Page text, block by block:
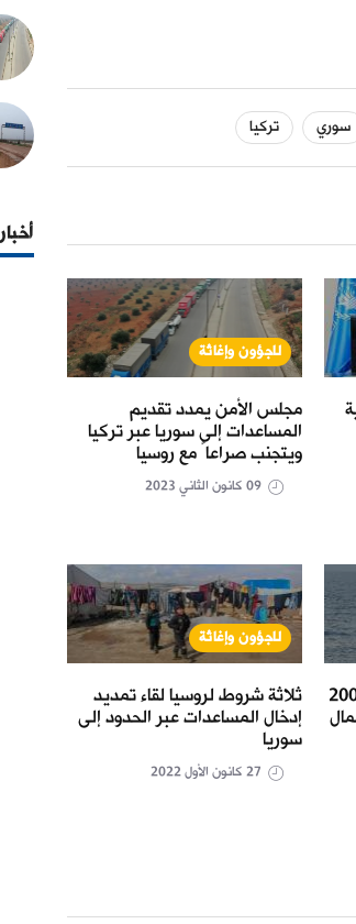
سوري تركيا
لاجؤون وإغاثة
مجلس الأمن يمدد تقديم
المساعدات إلى سوريا عبر تركيا
ويتجنب صراعاً مع روسيا
وإنقاذ أكثر من 200
لاجؤون وإغاثة
ثلاثة شروط لروسيا لقاء تمديد
إدخال المساعدات عبر الحدود إلى
سوريا